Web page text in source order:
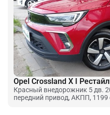
Opel Crossland X I
Красный внедорожник 5 дв.
передний привод, АКПП, 1199